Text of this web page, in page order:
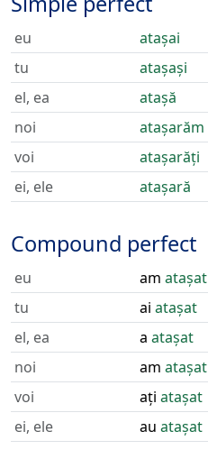
eu
atașai
tu
atașași
el, ea
atașă
noi
atașarăm
voi
atașarăți
ei, ele
atașară
Compound perfect
eu am atașat
tu
ai atașat
el, ea
a atașat
noi
am atașat
voi
ați atașat
ei, ele
au atașat